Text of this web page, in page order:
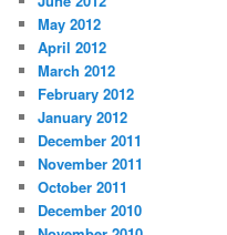
May 2012
April 2012
March 2012
February 2012
January 2012
December 2011
November 2011
October 2011
December 2010